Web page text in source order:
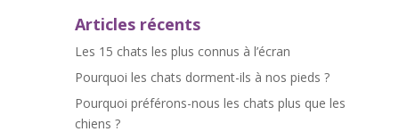
Articles récents
Les 15 chats les plus connus à l’écran
Pourquoi les chats dorment-ils à nos pieds ?
Pourquoi préférons-nous les chats plus que les
chiens ?